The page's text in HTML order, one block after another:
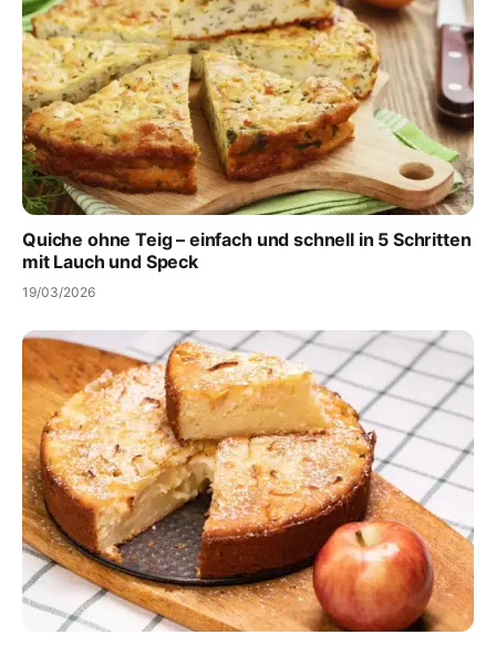
Quiche ohne Teig – einfach und schnell in 5 Schritten
mit Lauch und Speck
19/03/2026